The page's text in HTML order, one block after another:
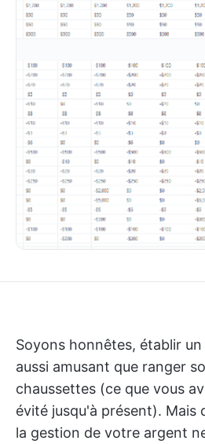
Soyons honnêtes, établir
aussi amusant que ranger
chaussettes (ce que vous
évité jusqu'à présent). Mais
la gestion de votre argent